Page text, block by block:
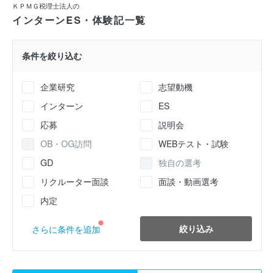
ＫＰＭＧ税理士法人の
インターンES・体験記一覧
条件を絞り込む
企業研究
志望動機
インターン
ES
応募
説明会
OB・OG訪問
WEBテスト・試験
GD
独自の選考
リクルーター面談
面談・動画選考
内定
さらに条件を追加 絞り込み